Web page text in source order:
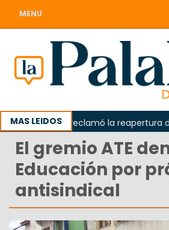
MENU
MAS LEIDOS
Odarda reclamó la reapertura de
El gremio ATE
Educación por
antisindical